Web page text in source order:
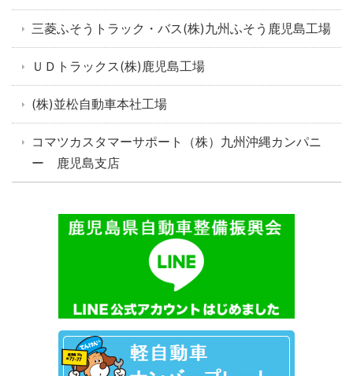
三菱ふそうトラック・バス(株)九州ふそう鹿児島工場
ＵＤトラックス(株)鹿児島工場
(株)並松自動車本社工場
コマツカスタマーサポート（株）九州沖縄カンパニ
ー 鹿児島支店